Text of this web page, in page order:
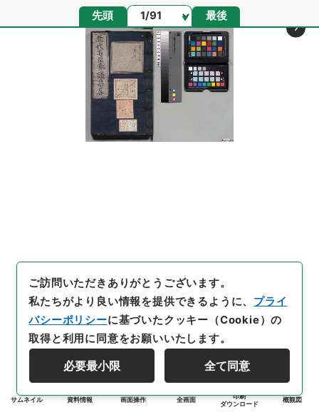
先頭 ページ 最後
サムネイル 資料情報 画面操作 全画面
印刷
ダウンロード
概観図
ご訪問いただきありがとうございます。
私たちがより良い情報を提供できるように、 プライ
バシーポリシーに基づいたクッキー（Cookie）の
取得と利用に同意をお願いいたします。
必要最小限 全て同意